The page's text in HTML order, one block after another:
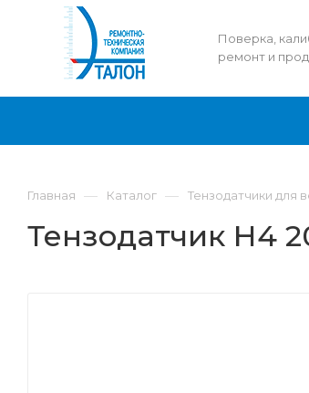
Поверка,
ремонт и
Главная — Каталог — Тензодатчики для
Тензодатчик Н4